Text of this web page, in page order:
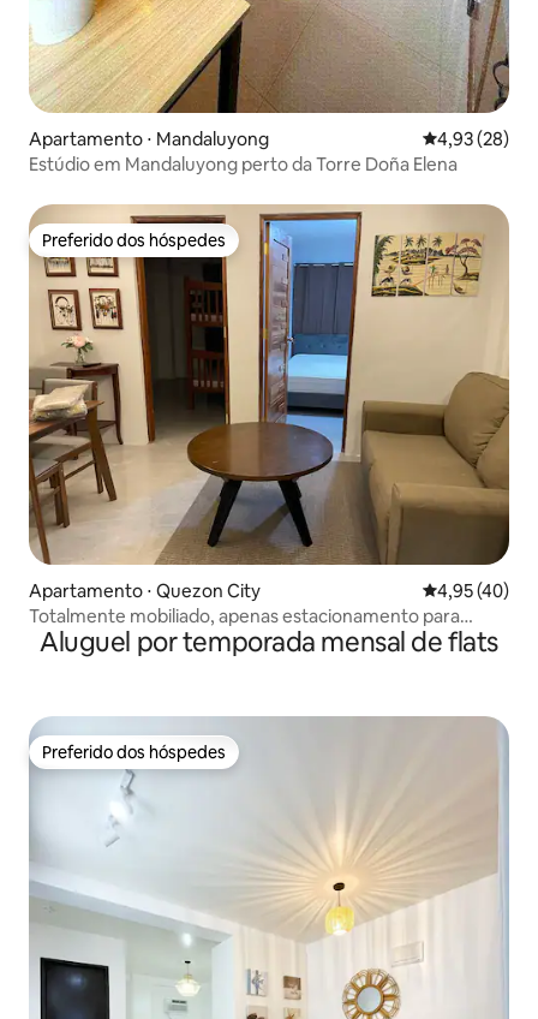
Apartamento ⋅ Mandaluyong 4,93 de uma
4,93 (28)
Estúdio em Mandaluyong perto da Torre Doña Elena
Preferido dos hóspedes
Preferido dos hóspedes
Apartamento ⋅ Quezon City 4,95 de uma
4,95 (40)
Totalmente mobiliado, apenas estacionamento para
motocicletas em Novaliches
Aluguel por temporada mensal de flats
Preferido dos hóspedes
Preferido dos hóspedes